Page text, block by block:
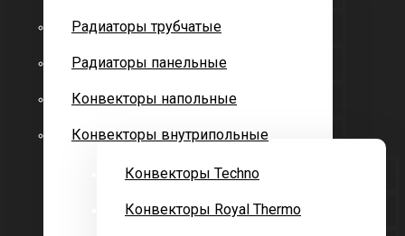
Радиаторы трубчатые
Радиаторы панельные
Конвекторы напольные
Конвекторы внутрипольные
Конвекторы Techno
Конвекторы Royal Thermo